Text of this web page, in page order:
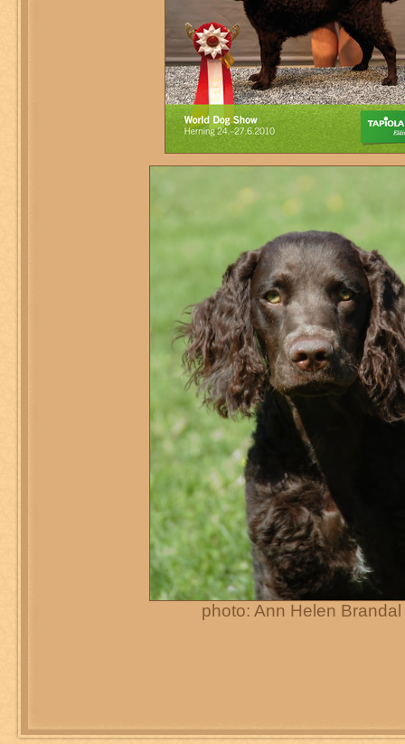
photo: Ann Helen Brandal